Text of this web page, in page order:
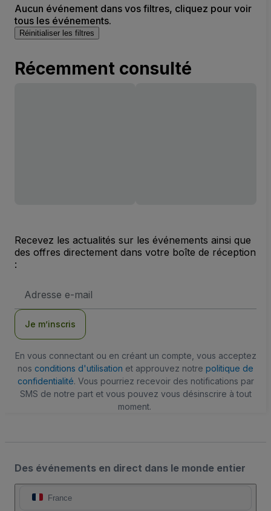
Aucun événement dans vos filtres, cliquez pour voir
tous les événements.
Réinitialiser les filtres
Récemment consulté
Recevez les actualités sur les événements ainsi que
des offres directement dans votre boîte de réception
:
e-
Je m’inscris
En vous connectant ou en créant un compte, vous acceptez
nos conditions d'utilisation et approuvez notre politique de
confidentialité. Vous pourriez recevoir des notifications par
SMS de notre part et vous pouvez vous désinscrire à tout
moment.
Des événements en direct dans le monde entier
France